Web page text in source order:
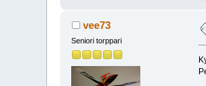
vee73
Seniori torppari